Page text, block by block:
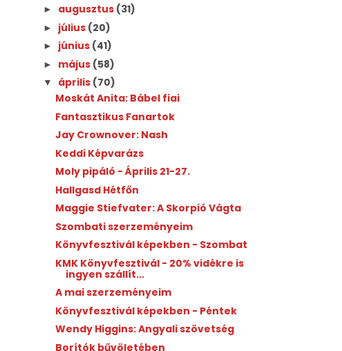
► augusztus (31)
► július (20)
► június (41)
► május (58)
▼ április (70)
Moskát Anita: Bábel fiai
Fantasztikus Fanartok
Jay Crownover: Nash
Keddi Képvarázs
Moly pipáló - Április 21-27.
Hallgasd Hétfőn
Maggie Stiefvater: A Skorpió Vágta
Szombati szerzeményeim
Könyvfesztivál képekben - Szombat
KMK Könyvfesztivál - 20% vidékre is
ingyen szállít...
A mai szerzeményeim
Könyvfesztivál képekben - Péntek
Wendy Higgins: Angyali szövetség
Borítók bűvöletében